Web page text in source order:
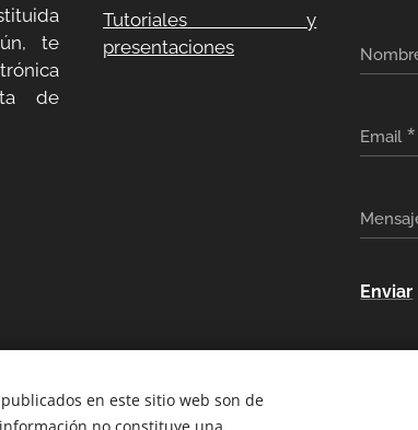
te
de
Tutoriales y
presentaciones
Email
Enviar
en este sitio web son de